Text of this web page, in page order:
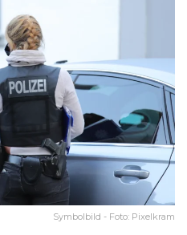
Symbolbild - Foto: Pixelkram